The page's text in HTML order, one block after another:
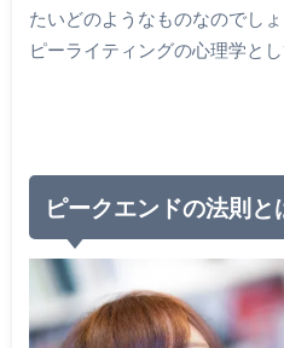
たいどのようなものなのでし
ピーライティングの心理学と
ピークエンドの法則と